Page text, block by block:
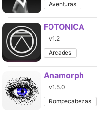
Aventuras
FOTONICA
v1.2
Arcades
Anamorph
v1.5.0
Rompecabezas